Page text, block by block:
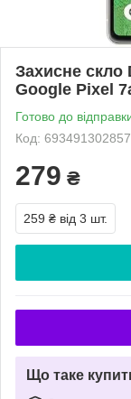
Захисне скло
Google Pixel
Готово до
Код:
279 ₴
259 ₴ від 3 шт.
Що таке